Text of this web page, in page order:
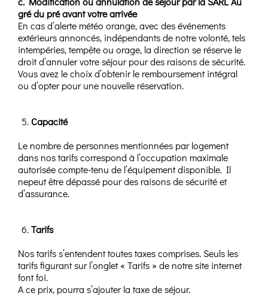
gré du pré avant votre arrivée
En cas d’alerte météo orange, avec des événements
extérieurs annoncés, indépendants de notre volonté, tels
intempéries, tempête ou orage, la direction se réserve le
droit d’annuler votre séjour pour des raisons de sécurité.
Vous avez le choix d’obtenir le remboursement intégral
ou d’opter pour une nouvelle réservation.
Capacité
Le nombre de personnes mentionnées par logement
dans nos tarifs correspond à l’occupation maximale
autorisée compte-tenu de l’équipement disponible. Il
nepeut être dépassé pour des raisons de sécurité et
d’assurance.
Tarifs
Nos tarifs s’entendent toutes taxes comprises. Seuls les
tarifs figurant sur l’onglet « Tarifs » de notre site internet
font foi.
A ce prix, pourra s’ajouter la taxe de séjour.